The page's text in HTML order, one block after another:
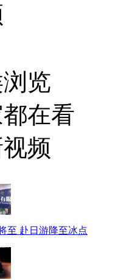
览
在看
频
至 赴日游降至冰点